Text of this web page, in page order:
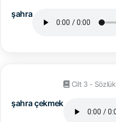
şahra
şahra çekmek
Cilt 3 - Sözlük